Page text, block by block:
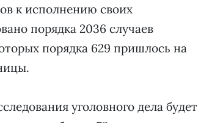
к исполнению своих
порядка 2036 случаев
порядка 629 пришлось на
уголовного дела будет